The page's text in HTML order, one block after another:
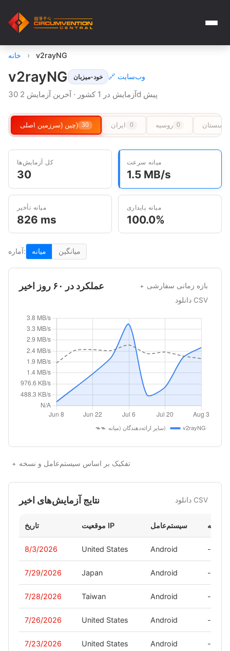
خانه › v2rayNG
v2rayNG خود-میزبان 🔗 وب‌سایت
30 آزمایش در 1 کشور · آخرین آزمایش 2d پیش
چین (سرزمین اصلی) 30 ایران 0 روسیه 0
کل آزمایش‌ها
30
میانه سرعت
1.5 MB/s
میانه تأخیر
826 ms
میانه پایداری
100.0%
آماره: میانه میانگین
عملکرد در ۶۰ روز اخیر
بازه زمانی سفارشی
دانلود CSV
تفکیک بر اساس سیستم‌عامل و نسخه
نتایج آزمایش‌های اخیر دانلود CSV
تاریخ موقعیت IP سیستم‌عامل نسخه
8/3/2026 United States Android -
7/29/2026 Japan Android -
7/28/2026 Taiwan Android -
7/26/2026 United States Android -
7/23/2026 United States Android -